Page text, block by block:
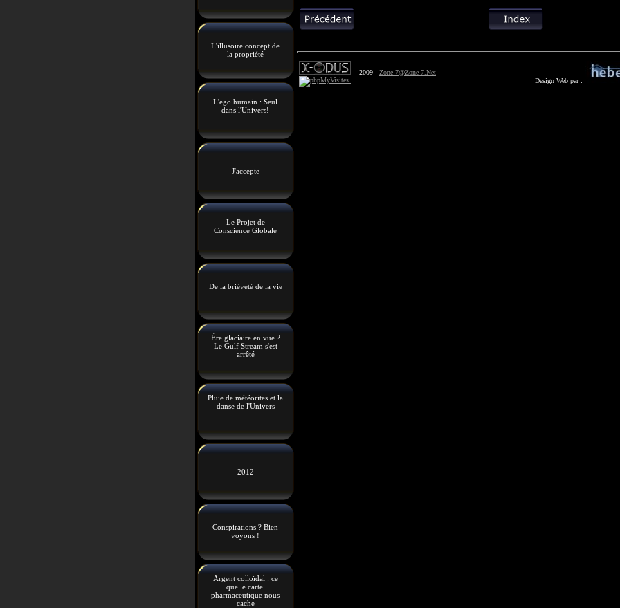
L'illusoire concept de
la propriété
L'ego humain : Seul
dans l'Univers!
J'accepte
Le Projet de
Conscience Globale
De la brièveté de la vie
Ère glaciaire en vue ?
Le Gulf Stream s'est
arrêté
Pluie de météorites et la
danse de l'Univers
2012
Conspirations ? Bien
voyons !
Argent colloïdal : ce
que le cartel
pharmaceutique nous
cache
2009 - Zone-7@Zone-7.Net
Design Web par :